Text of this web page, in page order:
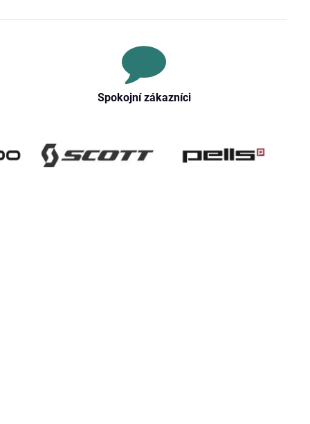
Spokojní zákazníci